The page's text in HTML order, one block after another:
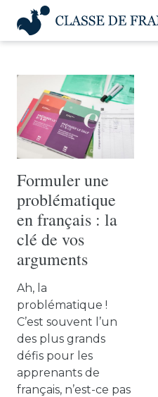
contenu
Formuler une
problématique
en français : la
clé de vos
arguments
Ah, la
problématique !
C’est souvent l’un
des plus grands
défis pour les
apprenants de
français, n’est-ce pas